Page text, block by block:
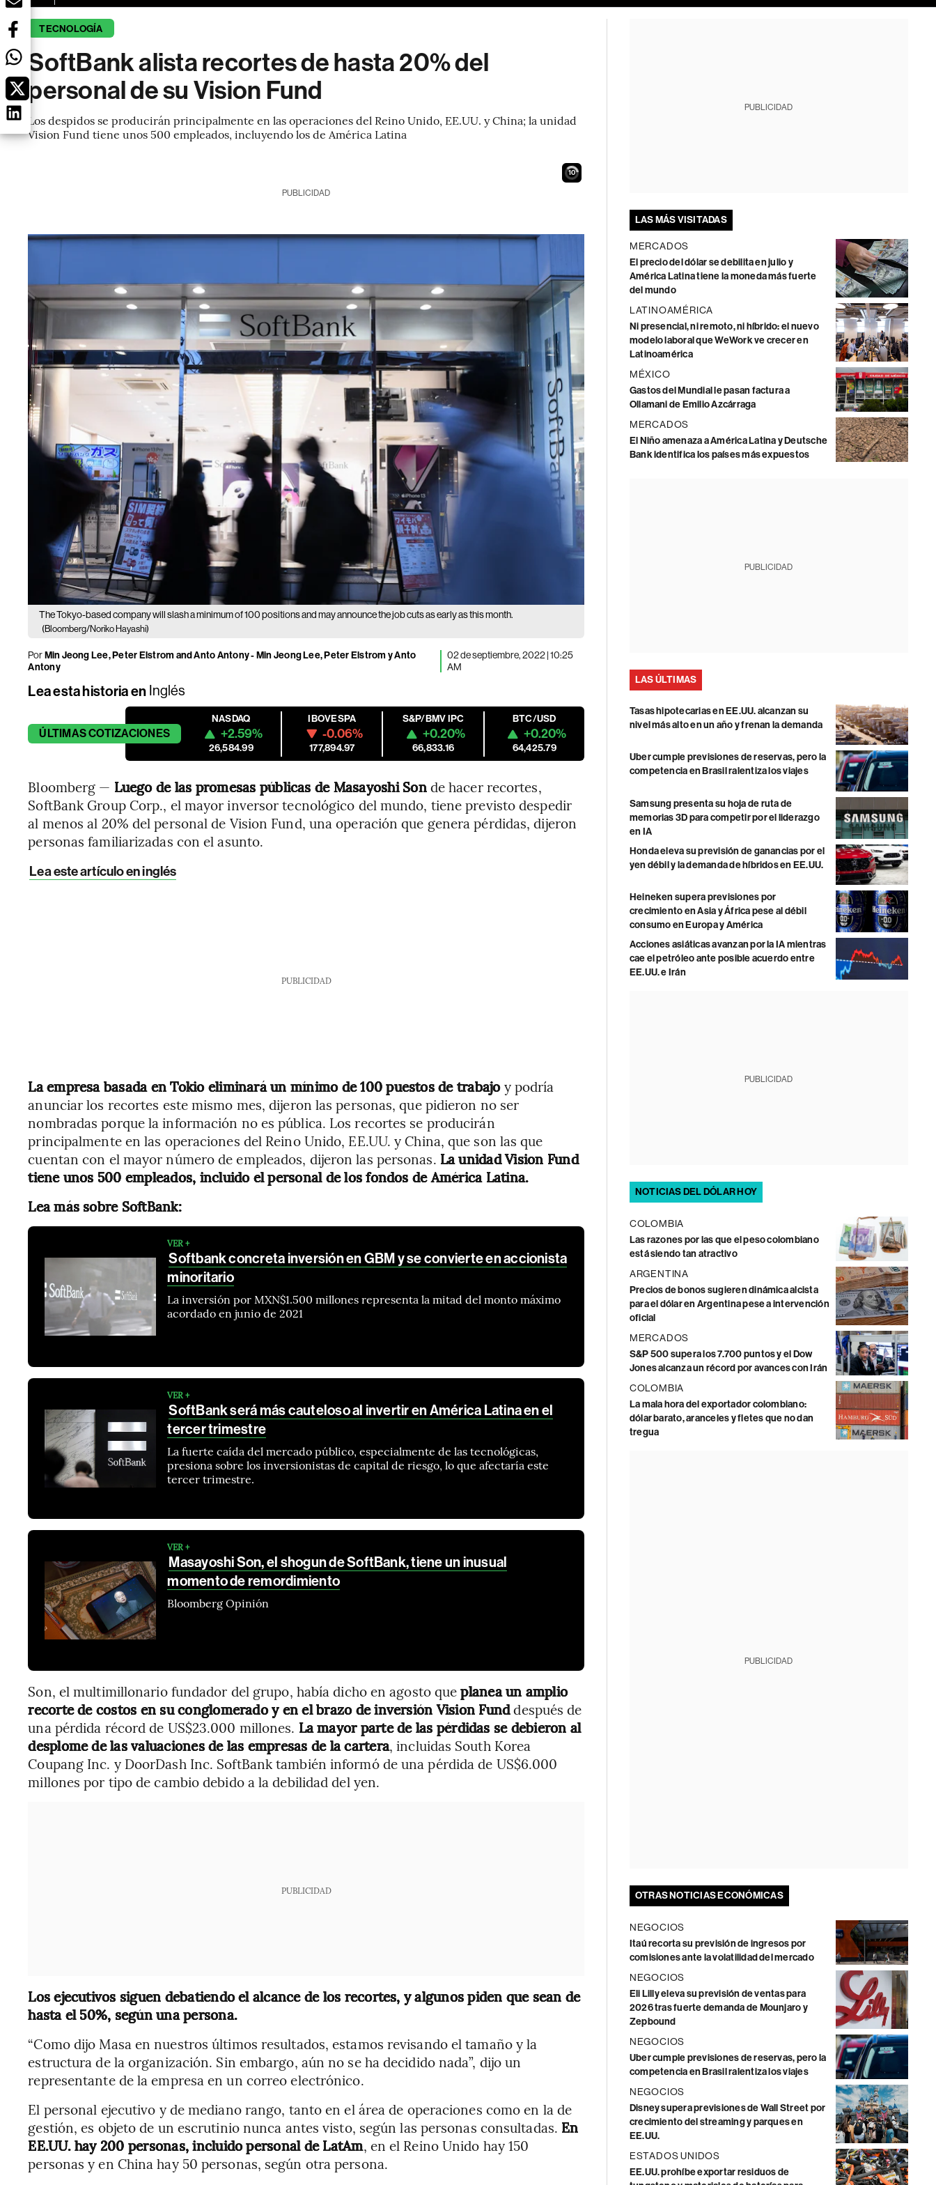
TECNOLOGÍA
SoftBank alista recortes de hasta 20% del
personal de su Vision Fund
Los despidos se producirán principalmente en las operaciones del Reino Unido, EE.UU. y China; la unidad
Vision Fund tiene unos 500 empleados, incluyendo los de América Latina
9
PUBLICIDAD
The Tokyo-based company will slash a minimum of 100 positions and may announce the job cuts as early as this month.
(Bloomberg/Noriko Hayashi)
PorMin Jeong Lee, Peter Elstrom and Anto Antony - Min Jeong Lee, Peter Elstrom y Anto
Antony
02 de septiembre, 2022 | 10:25
AM
Lea esta historia en Inglés
ÚLTIMASCOTIZACIONES
NASDAQ
+2.59%
26,584.99
IBOVESPA
-0.06%
177,894.97
S&P/BMV IPC
+0.20%
66,833.16
BTC/USD
+0.20%
64,425.79
Bloomberg — Luego de las promesas públicas de Masayoshi Sonde hacer recortes,
SoftBank Group Corp., el mayor inversor tecnológico del mundo, tiene previsto despedir
al menos al 20% del personal de Vision Fund, una operación que genera pérdidas, dijeron
personas familiarizadas con el asunto.
Lea este artículo en inglés
PUBLICIDAD
La empresa basada en Tokio eliminará un mínimo de 100 puestos de trabajoy podría
anunciar los recortes este mismo mes, dijeron las personas, que pidieron no ser
nombradas porque la información no es pública. Los recortes se producirán
principalmente en las operaciones del Reino Unido, EE.UU. y China, que son las que
cuentan con el mayor número de empleados, dijeron las personas. La unidad Vision Fund
tiene unos 500 empleados, incluido el personal de los fondos de América Latina.
Lea más sobre SoftBank:
VER +
Softbank concreta inversión en GBM y se convierte en accionista
minoritario
La inversión por MXN$1.500 millones representa la mitad del monto máximo
acordado en junio de 2021
VER +
SoftBank será más cauteloso al invertir en América Latina en el
tercer trimestre
La fuerte caída del mercado público, especialmente de las tecnológicas,
presiona sobre los inversionistas de capital de riesgo, lo que afectaría este
tercer trimestre.
VER +
Masayoshi Son, el shogun de SoftBank, tiene un inusual
momento de remordimiento
Bloomberg Opinión
Son, el multimillonario fundador del grupo, había dicho en agosto queplanea un amplio
recorte de costos en su conglomerado y en el brazo de inversión Vision Funddespués de
una pérdida récord de US$23.000 millones. La mayor parte de las pérdidas se debieron al
desplome de las valuaciones de las empresas de la cartera, incluidas South Korea
Coupang Inc. y DoorDash Inc. SoftBank también informó de una pérdida de US$6.000
millones por tipo de cambio debido a la debilidad del yen.
PUBLICIDAD
Los ejecutivos siguen debatiendo el alcance de los recortes, y algunos piden que sean de
hasta el 50%, según una persona.
“Como dijo Masa en nuestros últimos resultados, estamos revisando el tamaño y la
estructura de la organización. Sin embargo, aún no se ha decidido nada”, dijo un
representante de la empresa en un correo electrónico.
El personal ejecutivo y de mediano rango, tanto en el área de operaciones como en la de
gestión, es objeto de un escrutinio nunca antes visto, según las personas consultadas. En
EE.UU. hay 200 personas, incluido personal de LatAm, en el Reino Unido hay 150
personas y en China hay 50 personas, según otra persona.
PUBLICIDAD
LAS MÁS VISITADAS
MERCADOS
El precio del dólar se debilita en julio y
América Latina tiene la moneda más fuerte
del mundo
LATINOAMÉRICA
Ni presencial, ni remoto, ni híbrido: el nuevo
modelo laboral que WeWork ve crecer en
Latinoamérica
MÉXICO
Gastos del Mundial le pasan factura a
Ollamani de Emilio Azcárraga
MERCADOS
El Niño amenaza a América Latina y Deutsche
Bank identifica los países más expuestos
PUBLICIDAD
LAS ÚLTIMAS
Tasas hipotecarias en EE.UU. alcanzan su
nivel más alto en un año y frenan la demanda
Uber cumple previsiones de reservas, pero la
competencia en Brasil ralentiza los viajes
Samsung presenta su hoja de ruta de
memorias 3D para competir por el liderazgo
en IA
Honda eleva su previsión de ganancias por el
yen débil y la demanda de híbridos en EE.UU.
Heineken supera previsiones por
crecimiento en Asia y África pese al débil
consumo en Europa y América
Acciones asiáticas avanzan por la IA mientras
cae el petróleo ante posible acuerdo entre
EE.UU. e Irán
PUBLICIDAD
NOTICIAS DEL DÓLAR HOY
COLOMBIA
Las razones por las que el peso colombiano
está siendo tan atractivo
ARGENTINA
Precios de bonos sugieren dinámica alcista
para el dólar en Argentina pese a intervención
oficial
MERCADOS
S&P 500 supera los 7.700 puntos y el Dow
Jones alcanza un récord por avances con Irán
COLOMBIA
La mala hora del exportador colombiano:
dólar barato, aranceles y fletes que no dan
tregua
PUBLICIDAD
OTRAS NOTICIAS ECONÓMICAS
NEGOCIOS
Itaú recorta su previsión de ingresos por
comisiones ante la volatilidad del mercado
NEGOCIOS
Eli Lilly eleva su previsión de ventas para
2026 tras fuerte demanda de Mounjaro y
Zepbound
NEGOCIOS
Uber cumple previsiones de reservas, pero la
competencia en Brasil ralentiza los viajes
NEGOCIOS
Disney supera previsiones de Wall Street por
crecimiento del streaming y parques en
EE.UU.
ESTADOS UNIDOS
EE.UU. prohíbe exportar residuos de